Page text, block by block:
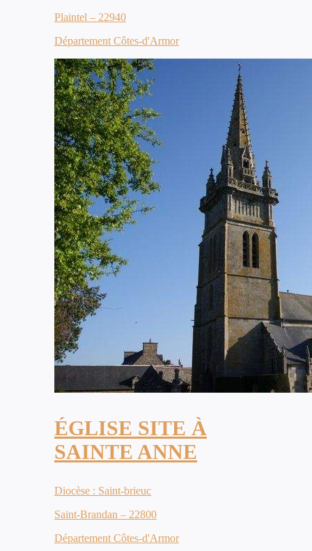
Plaintel – 22940
Département Côtes-d'Armor
ÉGLISE SITE À
SAINTE ANNE
Diocèse : Saint-brieuc
Saint-Brandan – 22800
Département Côtes-d'Armor